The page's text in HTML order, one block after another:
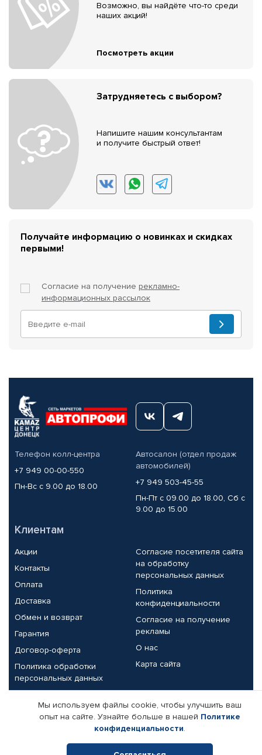
Возможно, вы найдёте что-то среди
наших акций!
Посмотреть акции
Затрудняетесь с выбором?
Напишите нашим консультантам
и получите быстрый ответ!
Получайте информацию о новинках и скидках
первыми!
Согласие на получение рекламно-
информационных рассылок
Телефон колл-центра
+7 949 00-00-550
Пн-Вс с 9.00 до 18.00
Автосалон (отдел продаж
автомобилей)
+7 949 503-45-55
Пн-Пт с 09.00 до 18.00, Сб с
9.00 до 15.00
Клиентам
Акции
Контакты
Оплата
Доставка
Обмен и возврат
Гарантия
Договор-оферта
Политика обработки
персональных данных
Согласие посетителя сайта
на обработку
персональных данных
Политика
конфиденциальности
Согласие на получение
рекламы
О нас
Карта сайта
Партнерам
Корпоративным клиентам
Поставщикам
Реквизиты компании
Мы используем файлы cookie, чтобы улучшить ваш
опыт на сайте. Узнайте больше в нашей Политике
конфиденциальности.